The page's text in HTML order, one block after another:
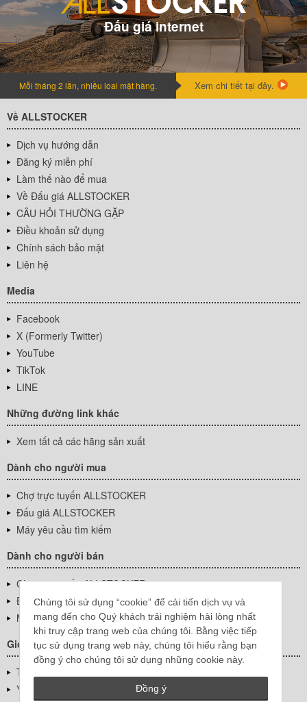
Chúng tôi sử dụng “cookie” để cải tiến dịch vụ và
mang đến cho Quý khách trải nghiệm hài lòng nhất
khi truy cập trang web của chúng tôi. Bằng việc tiếp
tục sử dụng trang web này, chúng tôi hiểu rằng bạn
đồng ý cho chúng tôi sử dụng những cookie này.
Đồng ý
Đấu giá internet
Mỗi tháng 2 lần, nhiều loai mặt hàng. Xem chi tiết tại đây.
Về ALLSTOCKER
Dịch vụ hướng dẫn
Đăng ký miễn phí
Làm thế nào để mua
Về Đấu giá ALLSTOCKER
CÂU HỎI THƯỜNG GẶP
Điều khoản sử dụng
Chính sách bảo mật
Liên hệ
Media
Facebook
X (Formerly Twitter)
YouTube
TikTok
LINE
Những đường link khác
Xem tất cả các hãng sản xuất
Dành cho người mua
Chợ trực tuyến ALLSTOCKER
Đấu giá ALLSTOCKER
Máy yêu cầu tìm kiếm
Dành cho người bán
Chợ trực tuyến ALLSTOCKER
Đấu giá ALLSTOCKER
Máy yêu cầu tìm kiếm
Giới thiệu công ty
Thông tin về doanh nghiệp
YUTAKA Inc.